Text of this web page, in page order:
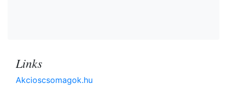
Links
Akcioscsomagok.hu